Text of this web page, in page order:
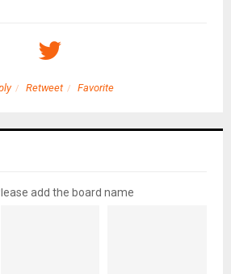
Retweet Favorite
add the board name